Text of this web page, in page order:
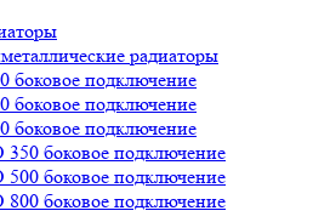
радиаторы
боковое подключение
боковое подключение
боковое подключение
боковое подключение
боковое подключение
боковое подключение